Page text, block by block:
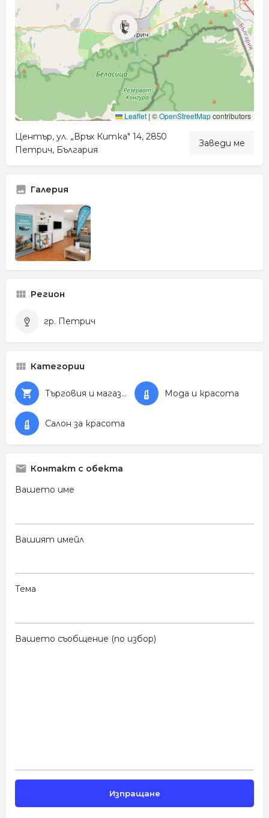
Leaflet | ©OpenStreetMapcontributors
Център, ул. „Връх Китка" 14, 2850
Петрич, България
Заведи ме
Галерия
Регион
гр. Петрич
Категории
Търговия и магазини Мода и красота
Салон за красота
Контакт с обекта
Вашето име
Вашият имейл
Тема
Вашето съобщение (по избор)